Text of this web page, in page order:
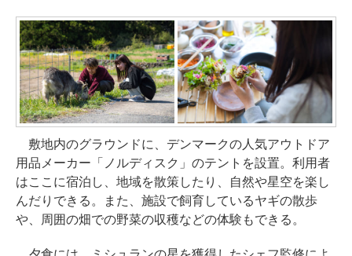
敷地内のグラウンドに、デンマークの人気アウトドア
用品メーカー「ノルディスク」のテントを設置。利用者
はここに宿泊し、地域を散策したり、自然や星空を楽し
んだりできる。また、施設で飼育しているヤギの散歩
や、周囲の畑での野菜の収穫などの体験もできる。